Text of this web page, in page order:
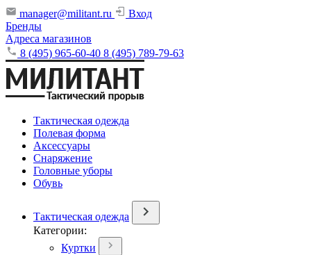
manager@militant.ru
Вход
Бренды
Адреса магазинов
8 (495) 965-60-40 8 (495) 789-79-63
Тактическая одежда
Полевая форма
Аксессуары
Снаряжение
Головные уборы
Обувь
Тактическая одежда
Категории:
Куртки